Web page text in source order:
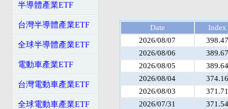
半導體產業ETF
台灣半導體產業ETF
全球半導體產業ETF
電動車產業ETF
台灣電動車產業ETF
全球電動車產業ETF
Date
Index
2026/08/07
398.47
2026/08/06
389.67
2026/08/05
389.64
2026/08/04
374.16
2026/08/03
371.71
2026/07/31
371.54